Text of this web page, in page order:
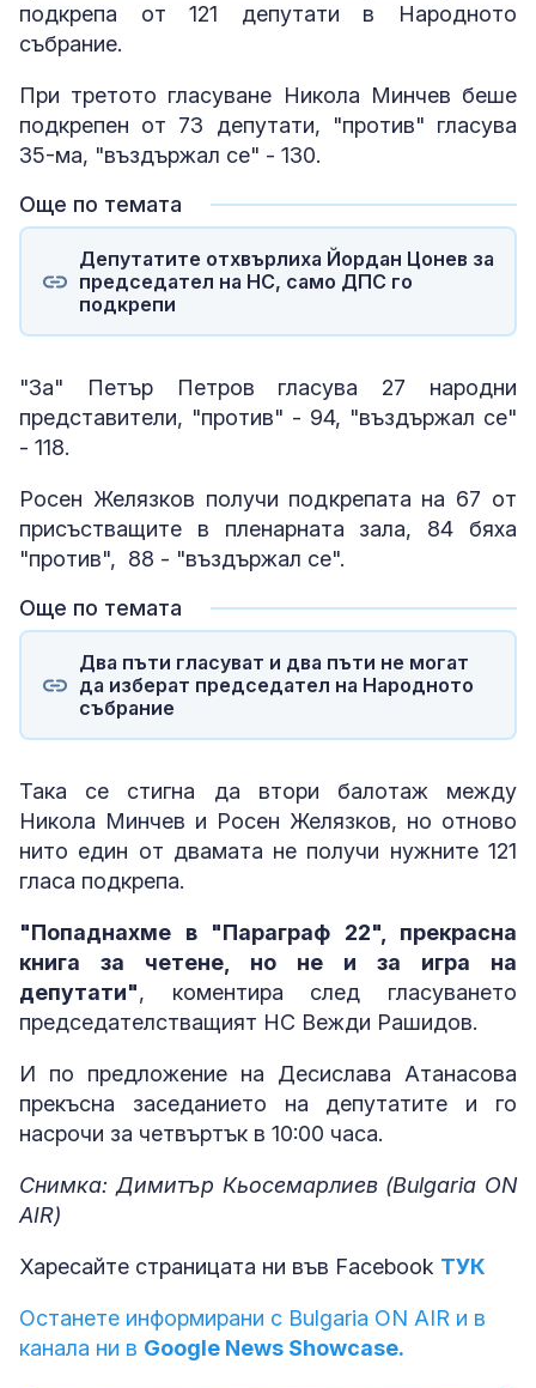
подкрепа от 121 депутати в Народното
събрание.
При третото гласуване Никола Минчев беше
подкрепен от 73 депутати, "против" гласува
35-ма, "въздържал се" - 130.
Още по темата
Депутатите отхвърлиха Йордан Цонев за
председател на НС, само ДПС го
подкрепи
"За" Петър Петров гласува 27 народни
представители, "против" - 94, "въздържал се"
- 118.
Росен Желязков получи подкрепата на 67 от
присъстващите в пленарната зала, 84 бяха
"против", 88 - "въздържал се".
Още по темата
Два пъти гласуват и два пъти не могат
да изберат председател на Народното
събрание
Така се стигна да втори балотаж между
Никола Минчев и Росен Желязков, но отново
нито един от двамата не получи нужните 121
гласа подкрепа.
"Попаднахме в "Параграф 22", прекрасна
книга за четене, но не и за игра на
депутати", коментира след гласуването
председателстващият НС Вежди Рашидов.
И по предложение на Десислава Атанасова
прекъсна заседанието на депутатите и го
насрочи за четвъртък в 10:00 часа.
Снимка: Димитър Кьосемарлиев (Bulgaria ON
AIR)
Харесайте страницата ни във Facebook ТУК
Останете информирани с Bulgaria ON AIR и в
канала ни в Google News Showcase.